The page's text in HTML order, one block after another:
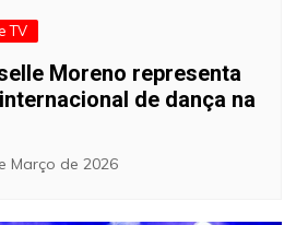
TV
Moreno representa
de dança na
Março de 2026